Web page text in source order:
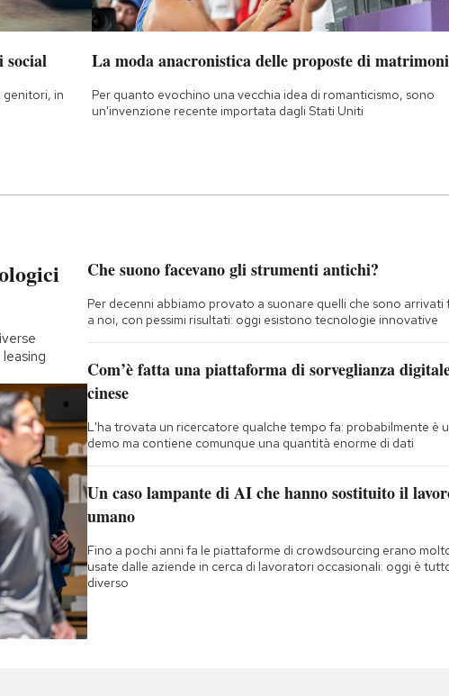
social
genitori, in
La moda anacronistica delle proposte di
Per quanto evochino una vecchia idea di romanticismo, sono
un'invenzione recente importata dagli Stati Uniti
Che suono facevano gli strumenti antichi?
Per decenni abbiamo provato a suonare quelli che sono arrivati
a noi, con pessimi risultati: oggi esistono tecnologie innovative
Com’è fatta una piattaforma di sorveglianza
cinese
L'ha trovata un ricercatore qualche tempo fa: probabilmente è
demo ma contiene comunque una quantità enorme di dati
Un caso lampante di AI che hanno sostituito il
umano
Fino a pochi anni fa le piattaforme di crowdsourcing erano
usate dalle aziende in cerca di lavoratori occasionali: oggi è
diverso